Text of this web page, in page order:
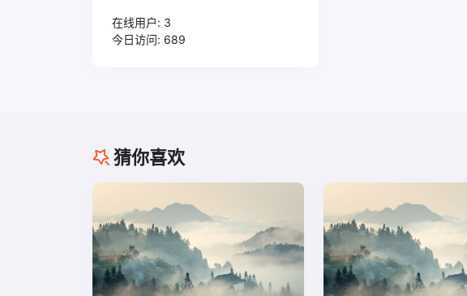
在线用户: 3
今日访问: 689
猜你喜欢